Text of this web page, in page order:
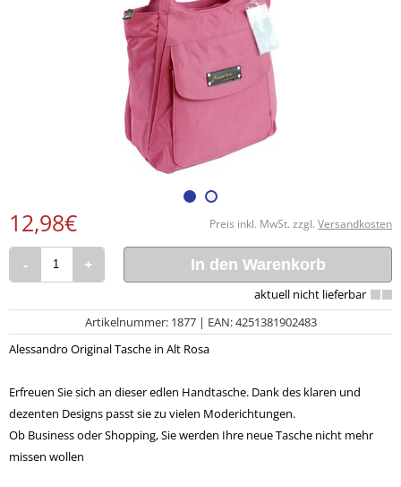
Preis inkl. MwSt. zzgl. Versandkosten
12,98€
- + In den Warenkorb
Artikelnummer: 1877 | EAN: 4251381902483
Alessandro Original Tasche in Alt Rosa
Erfreuen Sie sich an dieser edlen Handtasche. Dank des klaren und
dezenten Designs passt sie zu vielen Moderichtungen.
Ob Business oder Shopping, Sie werden Ihre neue Tasche nicht mehr
missen wollen